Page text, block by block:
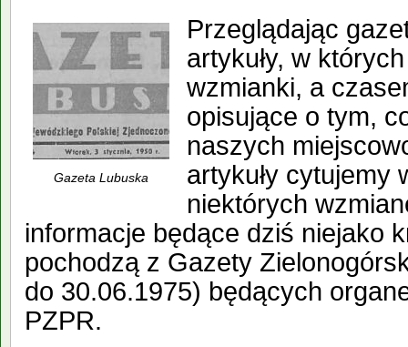
Gazeta Lubuska
Przeglądając
artykuły, w
wzmianki, a
opisujące o tym,
naszych
artykuły cytujemy
niektórych
informacje będące dziś niejako
pochodzą z Gazety
do 30.06.1975) będących
PZPR.